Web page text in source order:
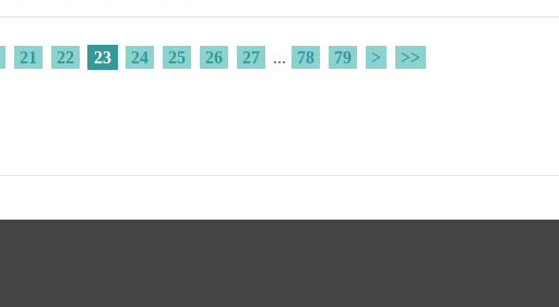
21 22 23 24 25 26 27 ... 78 79 > >>